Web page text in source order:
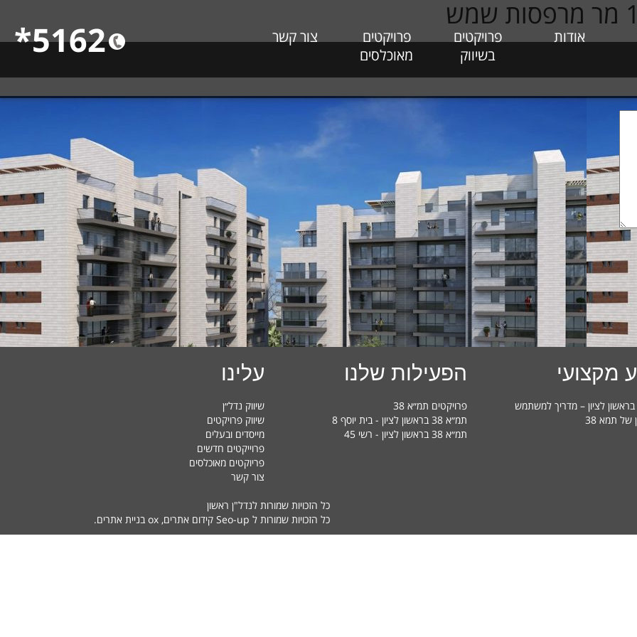
5162* אודות
פרויקטים
בשיווק
פרויקטים
מאוכלסים
צור קשר
עלינו
שיווק נדל״ן
שיווק פרויקטים
מייסדים ובעלים
פרוייקטים חדשים
פריוקטים מאוכלסים
צור קשר
הפעילות שלנו
פרויקטים תמ״א 38
תמ״א 38 בראשון לציון - בית יוסף 8
תמ״א 38 בראשון לציון - רשי 45
מקצועי
של תמא 38
כל הזכויות שמורות לנדל"ן ראשון
כל הזכויות שמורות ל Seo-up
קידום אתרים, ox בניית אתרים.